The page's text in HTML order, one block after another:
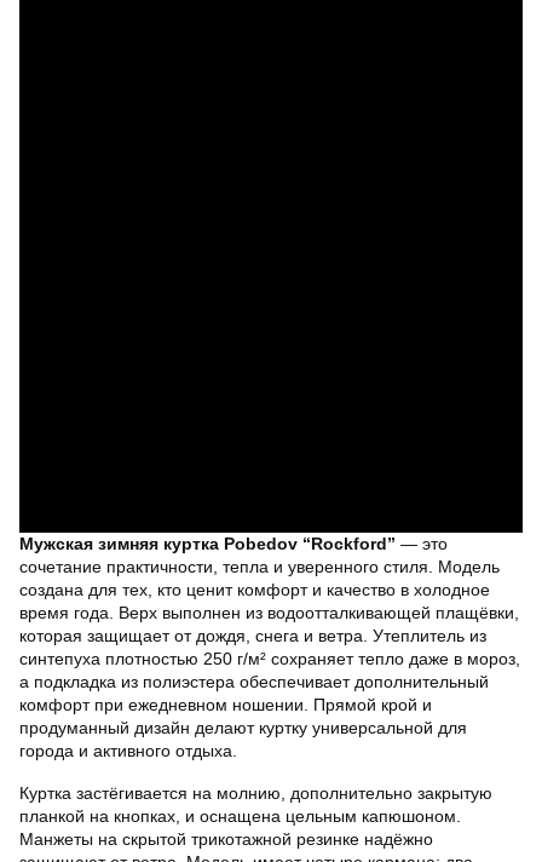
Мужская зимняя куртка Pobedov “Rockford” — это
сочетание практичности, тепла и уверенного стиля. Модель
создана для тех, кто ценит комфорт и качество в холодное
время года. Верх выполнен из водоотталкивающей плащёвки,
которая защищает от дождя, снега и ветра. Утеплитель из
синтепуха плотностью 250 г/м² сохраняет тепло даже в мороз,
а подкладка из полиэстера обеспечивает дополнительный
комфорт при ежедневном ношении. Прямой крой и
продуманный дизайн делают куртку универсальной для
города и активного отдыха.
Куртка застёгивается на молнию, дополнительно закрытую
планкой на кнопках, и оснащена цельным капюшоном.
Манжеты на скрытой трикотажной резинке надёжно